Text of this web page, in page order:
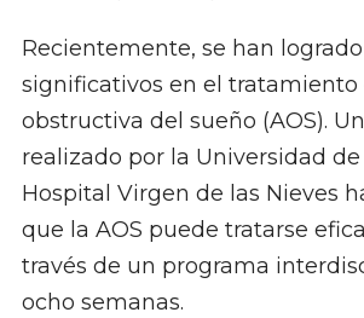
Recientemente, se han
significativos en el tratamiento
obstructiva del sueño (AOS).
realizado por la Universidad de
Hospital Virgen de las Nieves
que la AOS puede tratarse
través de un programa
ocho semanas.